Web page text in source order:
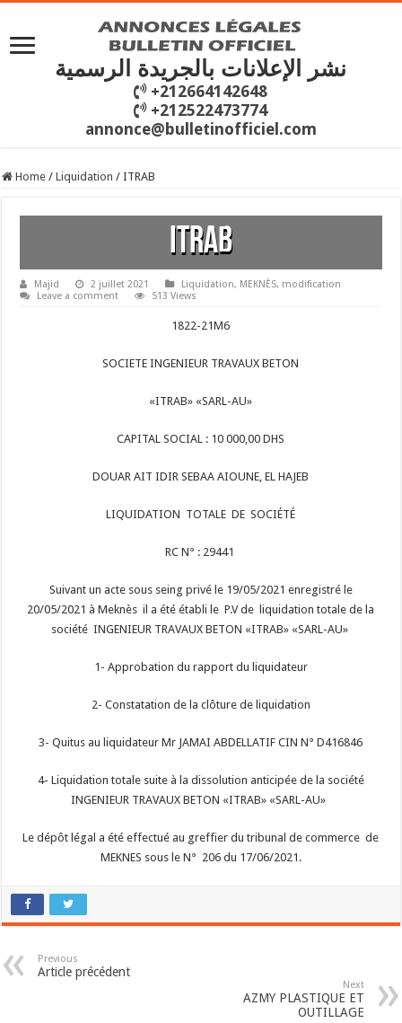
نشر الإعلانات بالجريدة الرسمية
+212664142648
+212522473774
annonce@bulletinofficiel.com
Home / Liquidation / ITRAB
ITRAB
Majid 2 juillet 2021 Liquidation, MEKNÈS, modification
Leave a comment
513 Views
1822-21M6
SOCIETE INGENIEUR TRAVAUX BETON
«ITRAB» «SARL-AU»
CAPITAL SOCIAL : 10 000,00 DHS
DOUAR AIT IDIR SEBAA AIOUNE, EL HAJEB
LIQUIDATION TOTALE DE SOCIÉTÉ
RC N° : 29441
Suivant un acte sous seing privé le 19/05/2021 enregistré le
20/05/2021 à Meknès il a été établi le P.V de liquidation totale de la
société INGENIEUR TRAVAUX BETON «ITRAB» «SARL-AU»
1- Approbation du rapport du liquidateur
2- Constatation de la clôture de liquidation
3- Quitus au liquidateur Mr JAMAI ABDELLATIF CIN N° D416846
4- Liquidation totale suite à la dissolution anticipée de la société
INGENIEUR TRAVAUX BETON «ITRAB» «SARL-AU»
Le dépôt légal a été effectué au greffier du tribunal de commerce de
MEKNES sous le N° 206 du 17/06/2021.
Previous
Article précédent
Next
AZMY PLASTIQUE ET
OUTILLAGE